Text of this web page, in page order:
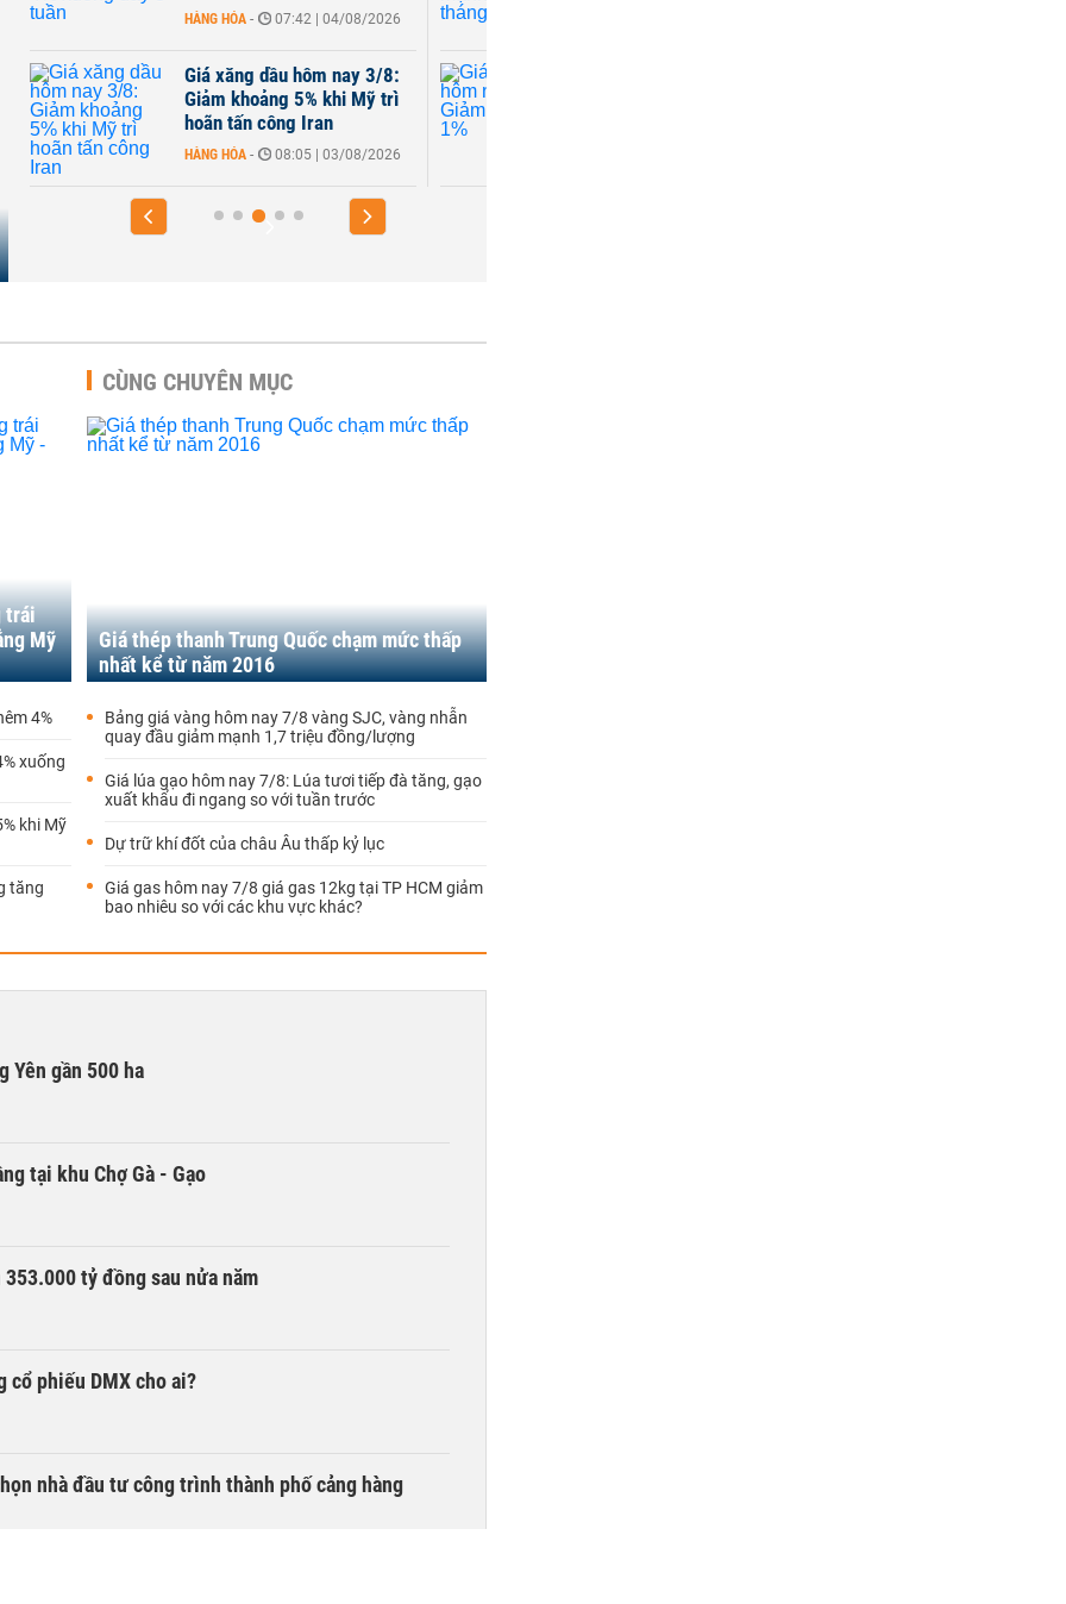
HÀNG HÓA - 07:42 | 04/08/2026
Giá xăng dầu hôm nay 3/8:
Giảm khoảng 5% khi Mỹ trì
hoãn tấn công Iran
HÀNG HÓA - 08:05 | 03/08/2026
trái
Mỹ
4%
xuống
khi Mỹ
tăng
CÙNG CHUYÊN MỤC
Giá thép thanh Trung Quốc chạm mức thấp
nhất kể từ năm 2016
Bảng giá vàng hôm nay 7/8 vàng SJC, vàng nhẫn
quay đầu giảm mạnh 1,7 triệu đồng/lượng
Giá lúa gạo hôm nay 7/8: Lúa tươi tiếp đà tăng, gạo
xuất khẩu đi ngang so với tuần trước
Dự trữ khí đốt của châu Âu thấp kỷ lục
Giá gas hôm nay 7/8 giá gas 12kg tại TP HCM giảm
bao nhiêu so với các khu vực khác?
Yên gần 500 ha
tại khu Chợ Gà - Gạo
tỷ đồng sau nửa năm
cổ phiếu DMX cho ai?
nhà đầu tư công trình thành phố cảng hàng